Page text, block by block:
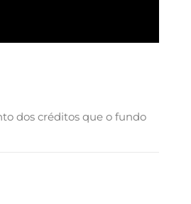
dos créditos que o fundo